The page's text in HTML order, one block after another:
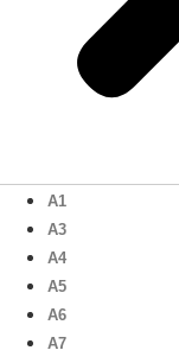
A1
A3
A4
A5
A6
A7